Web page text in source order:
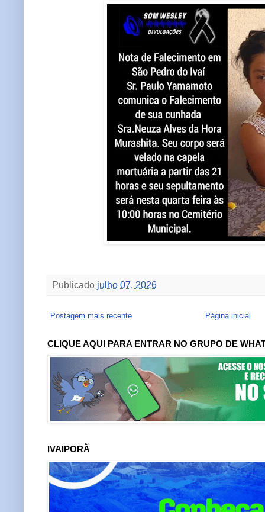
Publicado julho 07, 2026
Postagem mais recente Página inicial
CLIQUE AQUI PARA ENTRAR NO GRUPO DE
IVAIPORÃ